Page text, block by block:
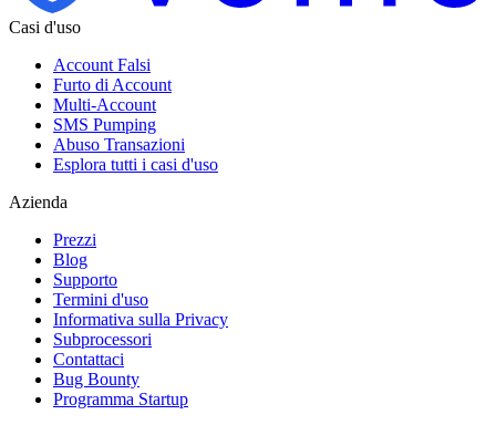
Casi d'uso
Account Falsi
Furto di Account
Multi-Account
SMS Pumping
Abuso Transazioni
Esplora tutti i casi d'uso
Azienda
Prezzi
Blog
Supporto
Termini d'uso
Informativa sulla Privacy
Subprocessori
Contattaci
Bug Bounty
Programma Startup